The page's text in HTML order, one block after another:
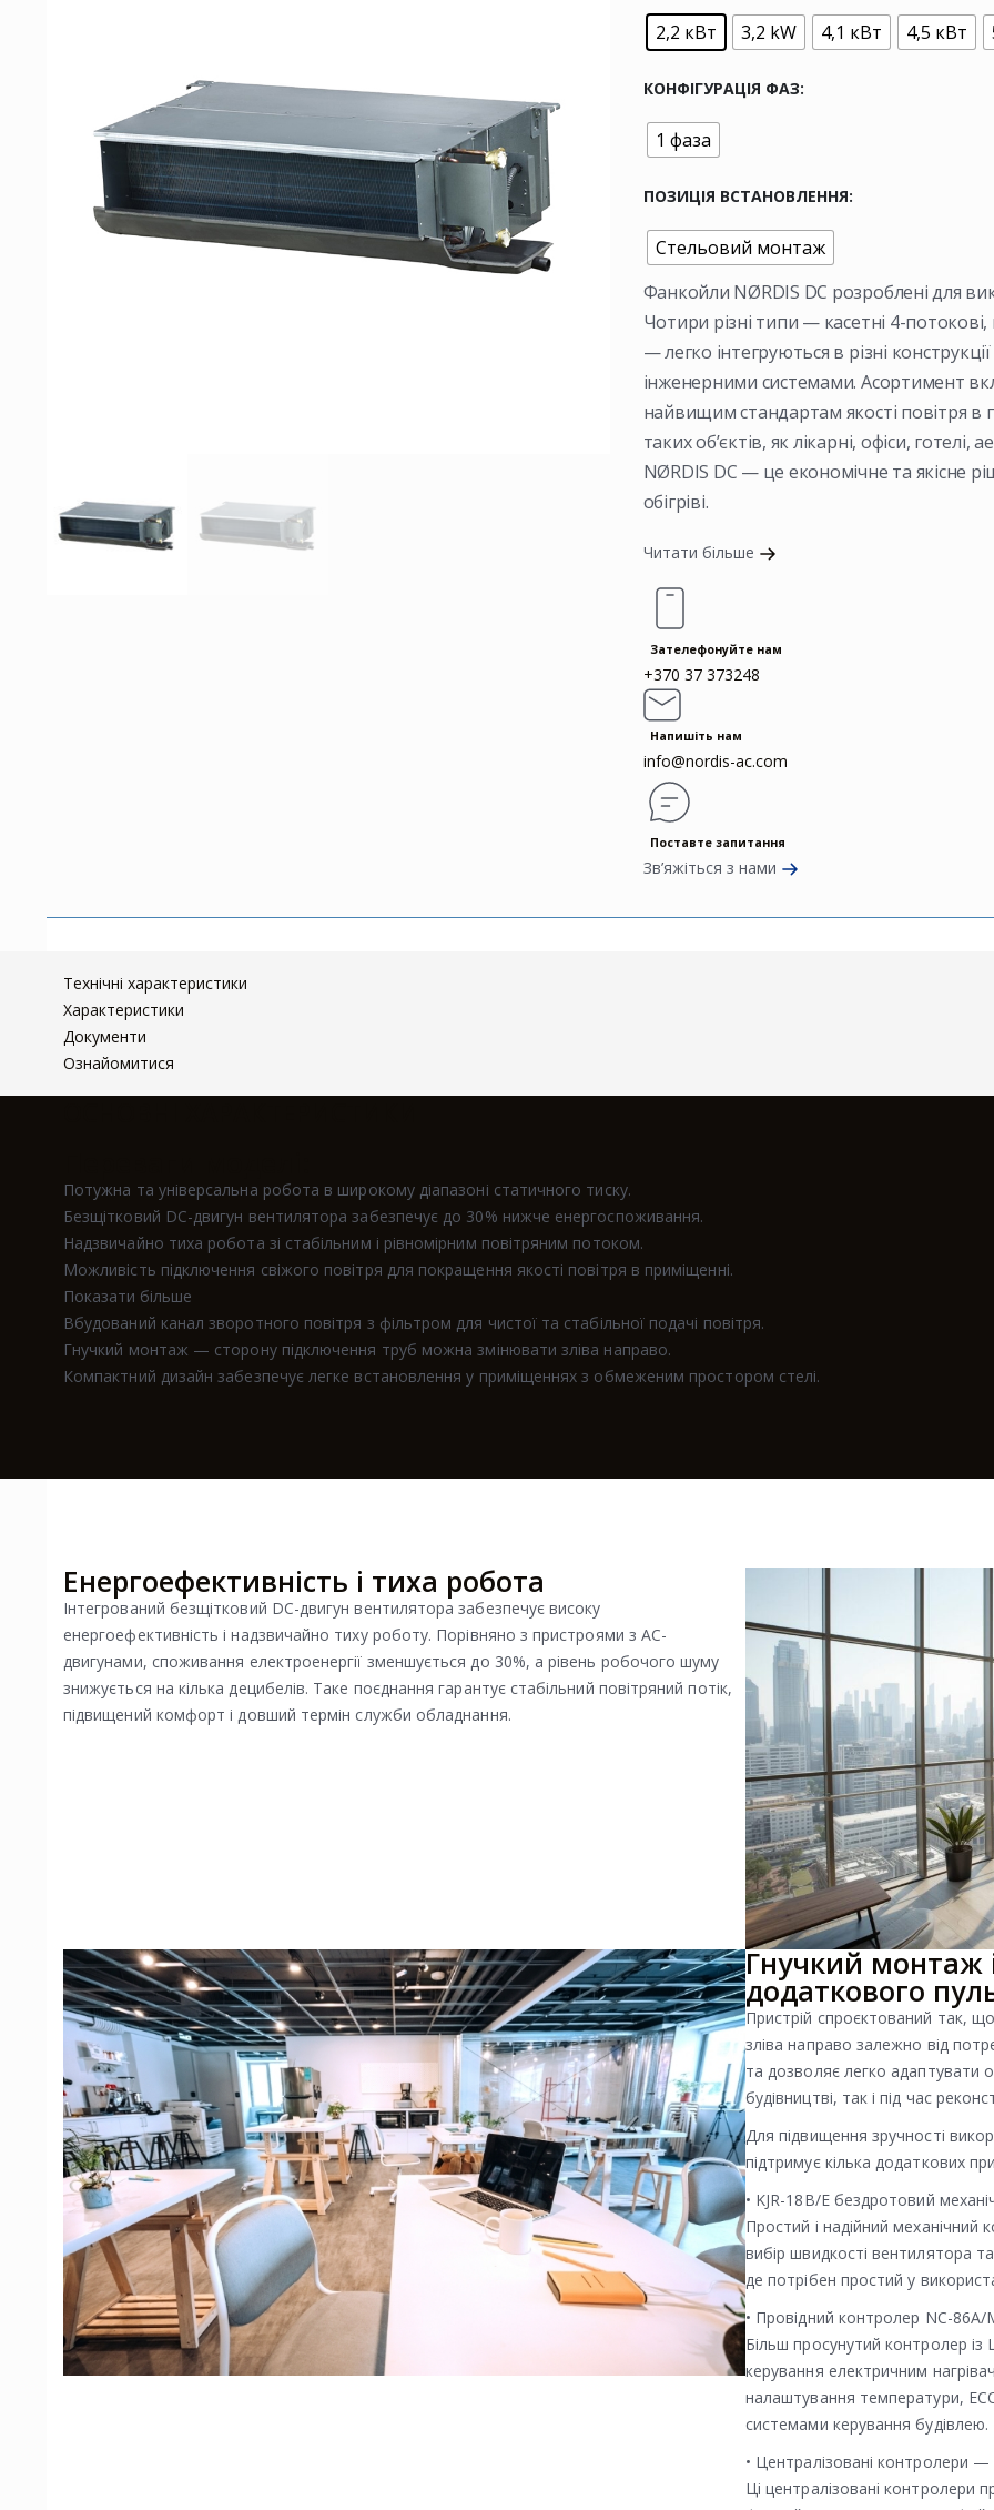
2,2 кВт 3,2 kW 4,1 кВт 4,5 кВт
КОНФІГУРАЦІЯ ФАЗ
1 фаза
ПОЗИЦІЯ ВСТАНОВЛЕННЯ
Стельовий монтаж
Фанкойли NØRDIS DC розроблені для
Чотири різні типи — касетні 4-
— легко інтегруються в різні
інженерними системами. Асортимент
найвищим стандартам якості повітря
таких об’єктів, як лікарні, офіси,
NØRDIS DC — це економічне та якісне
обігріві.
Читати більше
Зателефонуйте нам
+370 37 373248
Напишіть нам
info@nordis-ac.com
Поставте запитання
Зв’яжіться з нами
Технічні характеристики
Характеристики
Документи
Ознайомитися
Потужна та універсальна робота в широкому діапазоні статичного тиску.
Безщітковий DC-двигун вентилятора забезпечує до 30% нижче енергоспоживання.
Надзвичайно тиха робота зі стабільним і рівномірним повітряним потоком.
Можливість підключення свіжого повітря для покращення якості повітря в приміщенні.
Показати більше
Вбудований канал зворотного повітря з фільтром для чистої та стабільної подачі повітря.
Гнучкий монтаж — сторону підключення труб можна змінювати зліва направо.
Компактний дизайн забезпечує легке встановлення у приміщеннях з обмеженим простором стелі.
Енергоефективність і тиха робота
Інтегрований безщітковий DC-двигун вентилятора забезпечує високу
енергоефективність і надзвичайно тиху роботу. Порівняно з пристроями з AC-
двигунами, споживання електроенергії зменшується до 30%, а рівень робочого шуму
знижується на кілька децибелів. Таке поєднання гарантує стабільний повітряний потік,
підвищений комфорт і довший термін служби обладнання.
Гнучкий монтаж
додаткового
Пристрій спроєктований так,
зліва направо залежно від
та дозволяє легко адаптувати
будівництві, так і під час
Для підвищення зручності
підтримує кілька додаткових
• KJR-18B/E бездротовий
Простий і надійний
вибір швидкості вентилятора
де потрібен простий у
• Провідний контролер NC-86A/
Більш просунутий контролер
керування електричним
налаштування температури,
системами керування будівлею.
• Централізовані контролери
Ці централізовані